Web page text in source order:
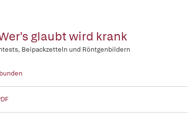
glaubt wird krank
Beipackzetteln und Röntgenbildern